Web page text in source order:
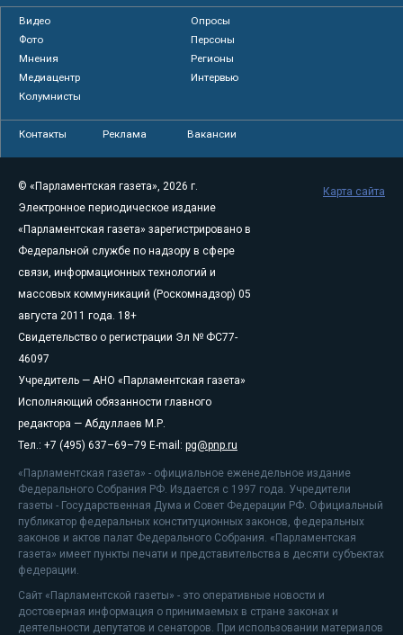
Видео
Опросы
Фото
Персоны
Мнения
Регионы
Медиацентр
Интервью
Колумнисты
Контакты Реклама Вакансии
© «Парламентская газета», 2026 г.
Электронное периодическое издание
«Парламентская газета» зарегистрировано в
Федеральной службе по надзору в сфере
связи, информационных технологий и
массовых коммуникаций (Роскомнадзор) 05
августа 2011 года. 18+
Свидетельство о регистрации Эл № ФС77-
46097
Учредитель — АНО «Парламентская газета»
Исполняющий обязанности главного
редактора — Абдуллаев М.Р.
Тел.: +7 (495) 637–69–79 E-mail: pg@pnp.ru
«Парламентская газета» - официальное еженедельное издание
Федерального Собрания РФ. Издается с 1997 года. Учредители
газеты - Государственная Дума и Совет Федерации РФ. Официальный
публикатор федеральных конституционных законов, федеральных
законов и актов палат Федерального Собрания. «Парламентская
газета» имеет пункты печати и представительства в десяти субъектах
федерации.
Сайт «Парламентской газеты» - это оперативные новости и
достоверная информация о принимаемых в стране законах и
деятельности депутатов и сенаторов. При использовании материалов
Карта сайта